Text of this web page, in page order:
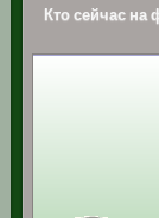
Кто сейчас на